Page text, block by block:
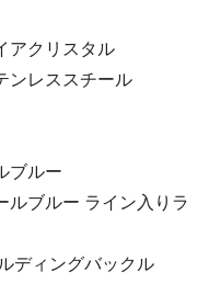
アクリスタル
ンレススチール
ブルー
ルブルー ライン入りラ
ディングバックル